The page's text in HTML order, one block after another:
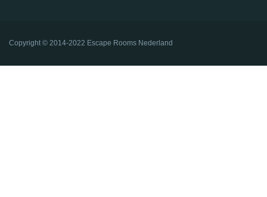
Copyright © 2014-2022 Escape Rooms Nederland